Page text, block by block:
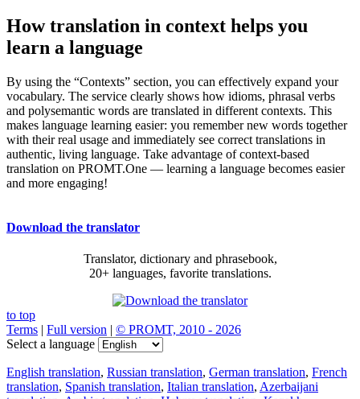
How translation in context helps you
learn a language
By using the “Contexts” section, you can effectively expand your
vocabulary. The service clearly shows how idioms, phrasal verbs
and polysemantic words are translated in different contexts. This
makes language learning easier: you remember new words together
with their real usage and immediately see correct translations in
authentic, living language. Take advantage of context-based
translation on PROMT.One — learning a language becomes easier
and more engaging!
Download the translator
Translator, dictionary and phrasebook,
20+ languages, favorite translations.
to top
Terms | Full version | © PROMT, 2010 - 2026
Select a language
English translation, Russian translation, German translation, French
translation, Spanish translation, Italian translation, Azerbaijani